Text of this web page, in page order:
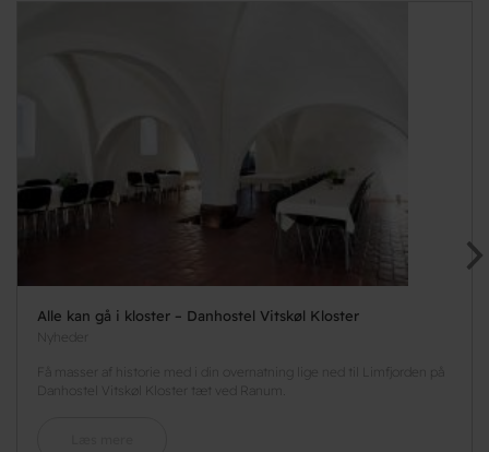
Alle kan gå i kloster – Danhostel Vitskøl Kloster
Få masser af historie med i din overnatning lige ned til Limfjorden på
Danhostel Vitskøl Kloster tæt ved Ranum.